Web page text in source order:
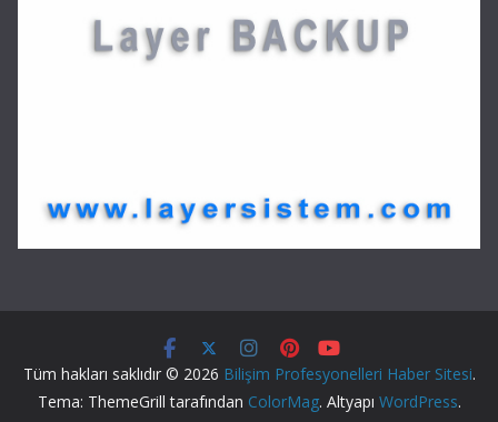
Tüm hakları saklıdır © 2026 Bilişim Profesyonelleri Haber Sitesi.
Tema: ThemeGrill tarafından ColorMag. Altyapı WordPress.